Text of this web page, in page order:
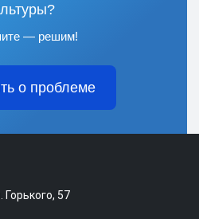
— решим!
о проблеме
Горького, 57